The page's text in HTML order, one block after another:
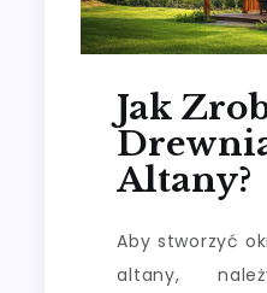
Jak
Altany?
Aby stworzyć
altany,